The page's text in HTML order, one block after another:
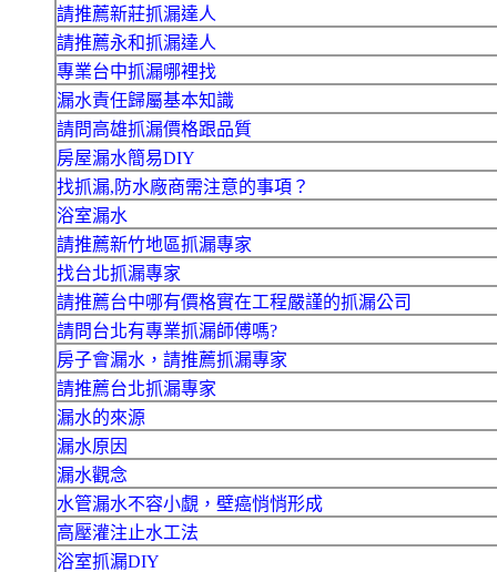
請推薦新莊抓漏達人
請推薦永和抓漏達人
專業台中抓漏哪裡找
漏水責任歸屬基本知識
請問高雄抓漏價格跟品質
房屋漏水簡易DIY
找抓漏,防水廠商需注意的事項？
浴室漏水
請推薦新竹地區抓漏專家
找台北抓漏專家
請推薦台中哪有價格實在工程嚴謹的抓漏公司
請問台北有專業抓漏師傅嗎?
房子會漏水，請推薦抓漏專家
請推薦台北抓漏專家
漏水的來源
漏水原因
漏水觀念
水管漏水不容小覷，壁癌悄悄形成
高壓灌注止水工法
浴室抓漏DIY